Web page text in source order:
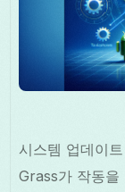
한국어
시스템 업데이
Grass가 작동